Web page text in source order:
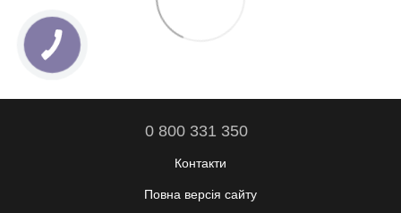
0 800 331 350
Контакти
Повна версія сайту